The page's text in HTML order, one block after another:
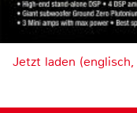
Jetzt laden